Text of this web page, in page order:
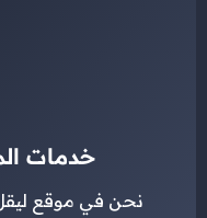
خدمات
نحن في موقع ليقل